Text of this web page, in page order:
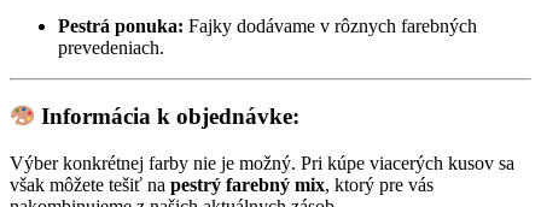
Pestrá ponuka: Fajky dodávame v rôznych farebných
prevedeniach.
Informácia k objednávke:
Výber konkrétnej farby nie je možný. Pri kúpe viacerých kusov sa
však môžete tešiť na pestrý farebný mix, ktorý pre vás